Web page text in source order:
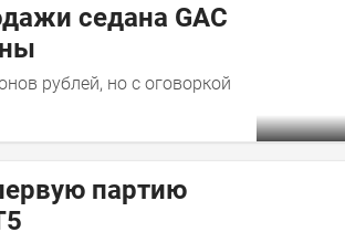
седана GAC
рублей, но с оговоркой
партию